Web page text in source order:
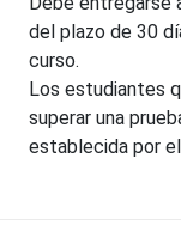
del plazo de 30
curso.
Los estudiantes
superar una
establecida por